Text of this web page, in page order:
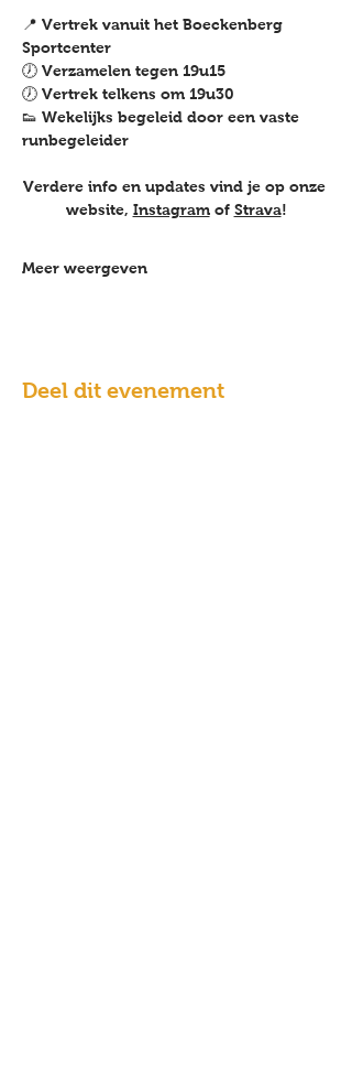
📍 Vertrek vanuit het Boeckenberg
Sportcenter
🕖 Verzamelen tegen 19u15
🕖 Vertrek telkens om 19u30
👟 Wekelijks begeleid door een vaste
runbegeleider
Verdere info en updates vind je op onze
website, Instagram of Strava!
Meer weergeven
Deel dit evenement